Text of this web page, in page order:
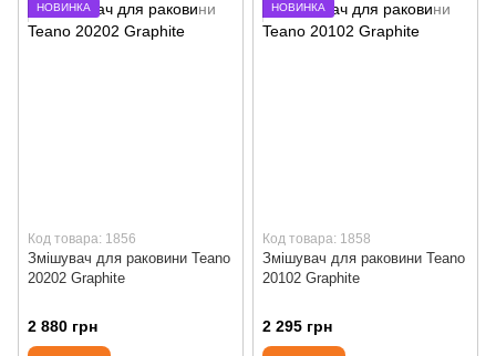
НОВИНКА
Код товара: 1856
Змішувач для раковини Teano
20202 Graphite
2 880 грн
НОВИНКА
Код товара: 1858
Змішувач для раковини Teano
20102 Graphite
2 295 грн